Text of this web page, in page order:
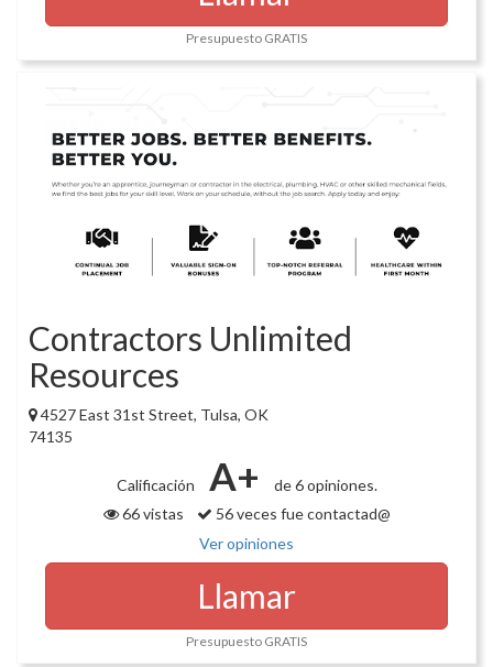
Presupuesto GRATIS
Contractors Unlimited
Resources
4527 East 31st Street, Tulsa, OK
74135
Calificación A+
de 6 opiniones.
66 vistas
56 veces fue contactad@
Ver opiniones
Llamar
Presupuesto GRATIS